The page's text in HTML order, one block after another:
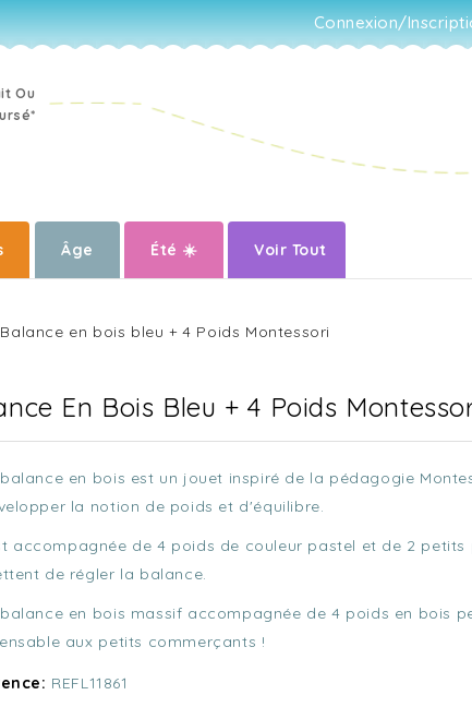
Connexion/
Ou
Âge Été ☀️ Voir Tout
Balance en bois bleu + 4 Poids Montessori
En Bois Bleu + 4 Poids
en bois est un jouet inspiré de la pédagogie
la notion de poids et d'équilibre.
accompagnée de 4 poids de couleur pastel et de 2
de régler la balance.
en bois massif accompagnée de 4 poids en bois
aux petits commerçants !
REFL11861